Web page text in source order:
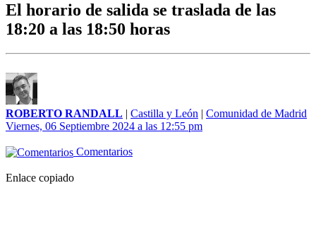
El horario de salida se traslada de las
18:20 a las 18:50 horas
ROBERTO RANDALL | Castilla y León | Comunidad de Madrid
Viernes, 06 Septiembre 2024 a las 12:55 pm
Comentarios
Enlace copiado